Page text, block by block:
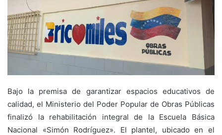
Bajo la premisa de garantizar espacios educativos de
calidad, el Ministerio del Poder Popular de Obras Públicas
finalizó la rehabilitación integral de la Escuela Básica
Nacional «Simón Rodríguez». El plantel, ubicado en el